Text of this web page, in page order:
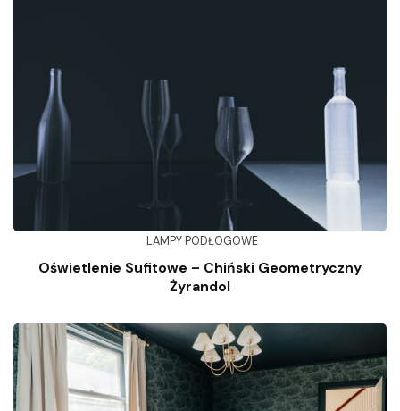
LAMPY PODŁOGOWE
Oświetlenie Sufitowe – Chiński Geometryczny
Żyrandol